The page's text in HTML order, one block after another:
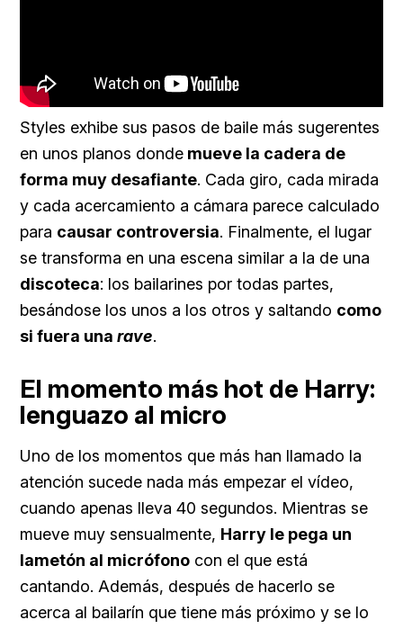
Styles exhibe sus pasos de baile más sugerentes
en unos planos donde mueve la cadera de
forma muy desafiante. Cada giro, cada mirada
y cada acercamiento a cámara parece calculado
para causar controversia. Finalmente, el lugar
se transforma en una escena similar a la de una
discoteca: los bailarines por todas partes,
besándose los unos a los otros y saltando como
si fuera una rave.
El momento más hot de Harry:
lenguazo al micro
Uno de los momentos que más han llamado la
atención sucede nada más empezar el vídeo,
cuando apenas lleva 40 segundos. Mientras se
mueve muy sensualmente, Harry le pega un
lametón al micrófono con el que está
cantando. Además, después de hacerlo se
acerca al bailarín que tiene más próximo y se lo